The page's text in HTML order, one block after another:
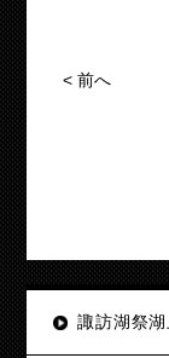
<前へ
諏訪湖祭